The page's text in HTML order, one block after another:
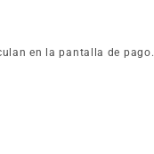
en la pantalla de pago.